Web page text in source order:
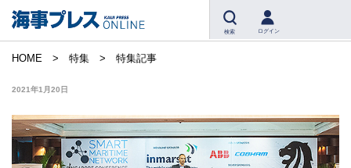
検索 ログイン
HOME 特集 特集記事
2021年1月20日